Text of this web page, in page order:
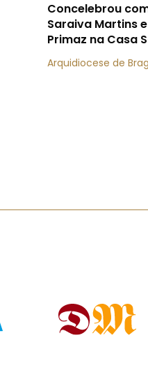
Concelebrou
Saraiva Martins
Primaz na Casa
Arquidiocese de